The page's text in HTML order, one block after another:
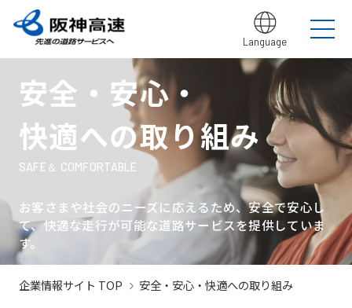
Language
カテゴリTOP
阪神高速グループビジョン
205X
中期経営計画（2026～2028）
カテゴリTOP
阪神高速グ
ループのサ
ステナビリ
ティ
トップメ
サステナ
ビリティ
ニュース
ビリティ
社会貢献活動
（助成）
未来(あす)へ
のチャレン
ジプロジェ
若手研究者
助成
サステナビリティレポ
サステナビリテ
ィレポート
2026(デジタルブ
ック)
レポートダウン
ロード（PDF）
カテゴリTOP
見
会社概要・
組織
企業概要
組織・事
業所一覧
事業・取り
事業計画
法令遵
守・コー
ポレート
ガバナン
ス
内部統
制シス
テム
公益通
報窓口
情
報
の
公
開
情
報
開
示
各
安全・安心・快適への取り組み カテゴリTOP
お客さま満足の実
現に向けて
大規模更新・修繕
事業
安全・安心・快適
の追求
建設事業の推進 プロの仕事の徹底
業の展開
地域・社会ととも
に
～つないでいく1.17
～
最新IR資料
IR説明動画
IR説明資料
インパクト
レポート
決算情
報
有価証
券報告
株主総
会
その他のIR情報
道路建設関係債務の
状況
社債・格付情報
サステナビリティ・
ファイナンス
ソーシャル・ファイ
ナンス
阪神高速道路株式会
カテゴリTOP
発注
見通
し・
入札
情報
年
発
注
見
通
し
競争参
加資格
競争
参加
関係
競争
停止
措置
につ
実施内
容・各
種デー
タ
入札
監視
委員
会
暴力
団等
排除
入札契
に関す
るよく
あるご
質問
よくあ
るご質
問
Hi-
TeLus（工
事情報等共
有システ
ム）
Hi-
TeLusポ
ータル
サイト
安全・安心・
快適への取り組み
SAFE＆ COMFORTABLE
お客さまや社会のニーズに応えるため、安全で安心し
て、快適な走行が可能な道路サービスを提供していま
す。
企業情報サイト TOP 安全・安心・快適への取り組み